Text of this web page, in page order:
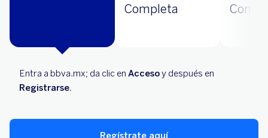
Completa
Entra a bbva.mx; da clic en Accesoy después en
Registrarse.
Regístrate aquí